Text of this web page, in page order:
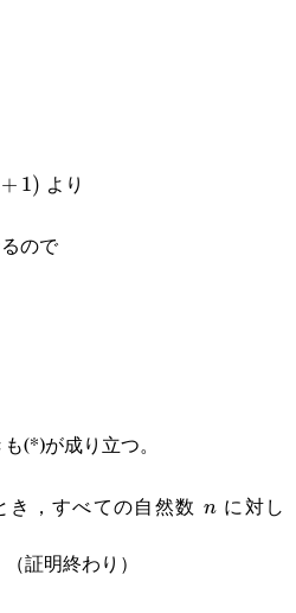
+ 1) より
ので
(*)が成り立つ。
き，すべての自然数 n
nに対し
証明終わり）